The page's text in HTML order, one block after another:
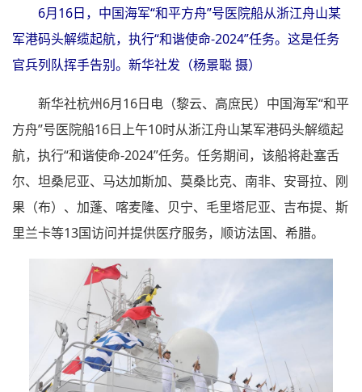
6月16日，中国海军“和平方舟”号医院船从浙江舟山某
军港码头解缆起航，执行“和谐使命-2024”任务。这是任务
官兵列队挥手告别。新华社发（杨景聪 摄）
新华社杭州6月16日电（黎云、高庶民）中国海军“和平
方舟”号医院船16日上午10时从浙江舟山某军港码头解缆起
航，执行“和谐使命-2024”任务。任务期间，该船将赴塞舌
尔、坦桑尼亚、马达加斯加、莫桑比克、南非、安哥拉、刚
果（布）、加蓬、喀麦隆、贝宁、毛里塔尼亚、吉布提、斯
里兰卡等13国访问并提供医疗服务，顺访法国、希腊。